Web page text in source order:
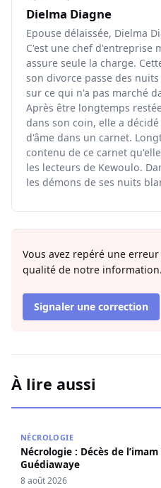
Dielma Diagne
Epouse délaissée, Dielma
C'est une chef d'entreprise
assure seule la charge.
son divorce passe des
sur ce qui n'a pas marché
Après être longtemps
dans son coin, elle a
d'âme dans un carnet.
contenu de ce carnet
les lecteurs de Kewoulo.
les démons de ses nuits
Vous avez repéré une
qualité de notre information.
Signaler une correction
À lire aussi
NÉCROLOGIE
Nécrologie : Décès de
Guédiawaye
8 août 2026